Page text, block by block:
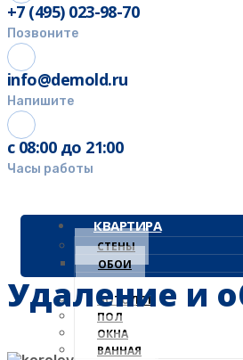
+7 (495) 023-98-70
Позвоните
info@demold.ru
Напишите
с 08:00 до 21:00
Часы работы
КВАРТИРА
СТЕНЫ
ОБОИ
ПОТОЛОК
ПОЛ
ОКНА
ВАННАЯ
Удаление и